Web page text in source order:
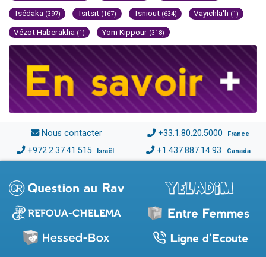
Tsédaka (397) Tsitsit (167) Tsniout (634) Vayichla'h (1)
Vézot Haberakha (1) Yom Kippour (318)
Nous contacter +33.1.80.20.5000 France
+972.2.37.41.515 Israël +1.437.887.14.93 Canada